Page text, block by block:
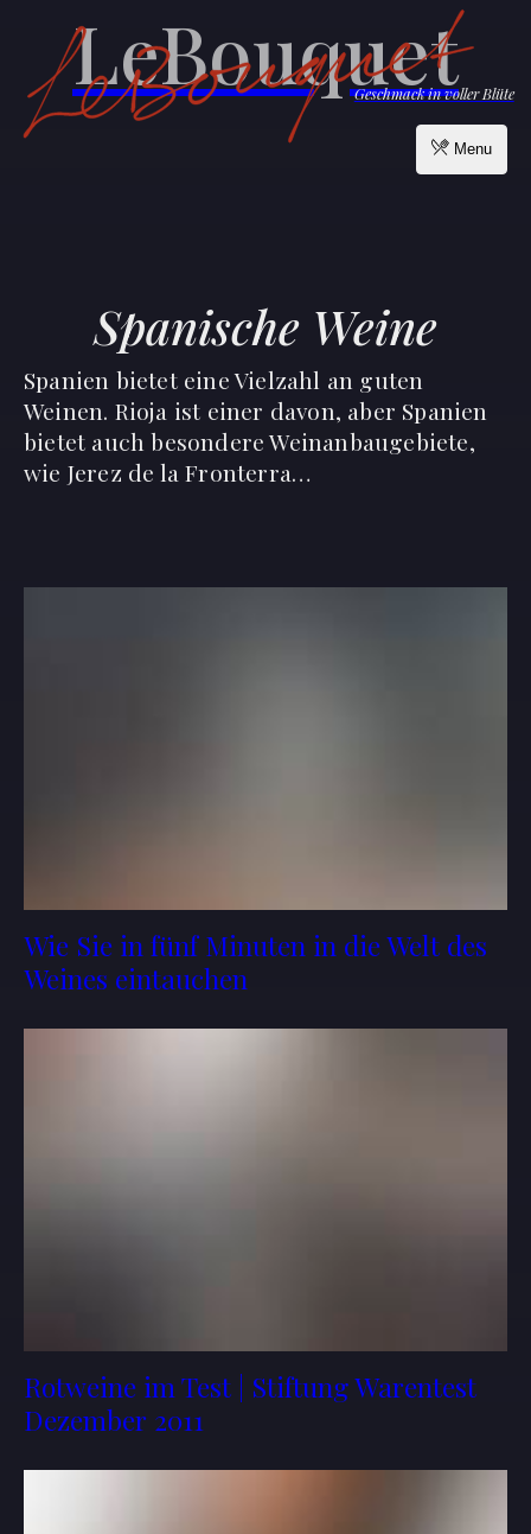
Menu
LeBouquet
Geschmack in voller Blüte
Spanische Weine
Spanien bietet eine Vielzahl an guten
Weinen. Rioja ist einer davon, aber Spanien
bietet auch besondere Weinanbaugebiete,
wie Jerez de la Fronterra…
Wie Sie in fünf Minuten in die Welt des
Weines eintauchen
Rotweine im Test | Stiftung Warentest
Dezember 2011